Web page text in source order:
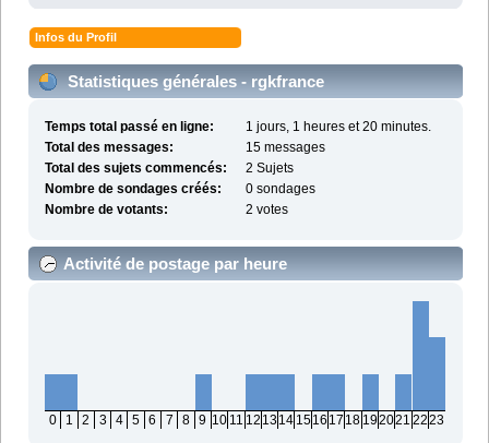
Infos du Profil
Statistiques générales - rgkfrance
Temps total passé en ligne:
1 jours, 1 heures et 20 minutes.
Total des messages:
15 messages
Total des sujets commencés:
2 Sujets
Nombre de sondages créés:
0 sondages
Nombre de votants:
2 votes
Activité de postage par heure
0 1 2 3 4 5 6 7 8 9 10 11 12 1314 1516 17 18 192021 2223